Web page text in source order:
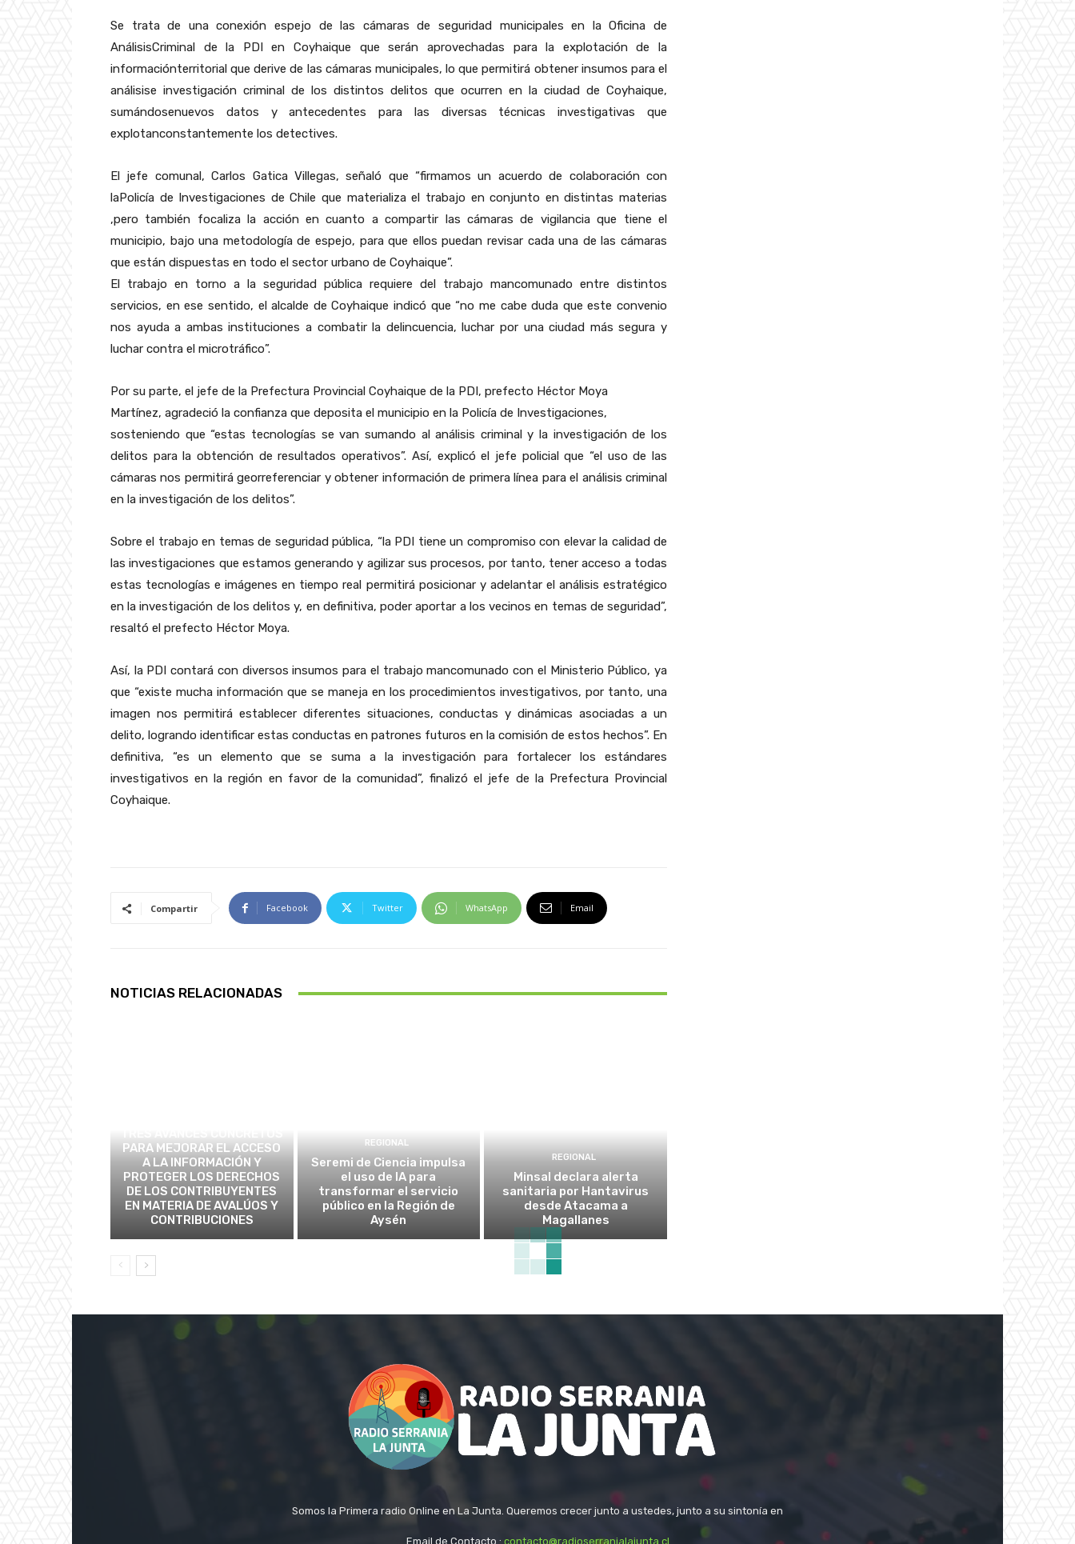
Se trata de una conexión espejo de las cámaras de seguridad municipales en la Oficina de
AnálisisCriminal de la PDI en Coyhaique que serán aprovechadas para la explotación de la
informaciónterritorial que derive de las cámaras municipales, lo que permitirá obtener insumos para el
análisise investigación criminal de los distintos delitos que ocurren en la ciudad de Coyhaique,
sumándosenuevos datos y antecedentes para las diversas técnicas investigativas que
explotanconstantemente los detectives.
El jefe comunal, Carlos Gatica Villegas, señaló que “firmamos un acuerdo de colaboración con
laPolicía de Investigaciones de Chile que materializa el trabajo en conjunto en distintas materias
,pero también focaliza la acción en cuanto a compartir las cámaras de vigilancia que tiene el
municipio, bajo una metodología de espejo, para que ellos puedan revisar cada una de las cámaras
que están dispuestas en todo el sector urbano de Coyhaique”.
El trabajo en torno a la seguridad pública requiere del trabajo mancomunado entre distintos
servicios, en ese sentido, el alcalde de Coyhaique indicó que “no me cabe duda que este convenio
nos ayuda a ambas instituciones a combatir la delincuencia, luchar por una ciudad más segura y
luchar contra el microtráfico”.
Por su parte, el jefe de la Prefectura Provincial Coyhaique de la PDI, prefecto Héctor Moya
Martínez, agradeció la confianza que deposita el municipio en la Policía de Investigaciones,
sosteniendo que “estas tecnologías se van sumando al análisis criminal y la investigación de los
delitos para la obtención de resultados operativos”. Así, explicó el jefe policial que “el uso de las
cámaras nos permitirá georreferenciar y obtener información de primera línea para el análisis criminal
en la investigación de los delitos”.
Sobre el trabajo en temas de seguridad pública, “la PDI tiene un compromiso con elevar la calidad de
las investigaciones que estamos generando y agilizar sus procesos, por tanto, tener acceso a todas
estas tecnologías e imágenes en tiempo real permitirá posicionar y adelantar el análisis estratégico
en la investigación de los delitos y, en definitiva, poder aportar a los vecinos en temas de seguridad”,
resaltó el prefecto Héctor Moya.
Así, la PDI contará con diversos insumos para el trabajo mancomunado con el Ministerio Público, ya
que “existe mucha información que se maneja en los procedimientos investigativos, por tanto, una
imagen nos permitirá establecer diferentes situaciones, conductas y dinámicas asociadas a un
delito, logrando identificar estas conductas en patrones futuros en la comisión de estos hechos”. En
definitiva, “es un elemento que se suma a la investigación para fortalecer los estándares
investigativos en la región en favor de la comunidad”, finalizó el jefe de la Prefectura Provincial
Coyhaique.
Compartir Facebook Twitter WhatsApp Email
NOTICIAS RELACIONADAS
PARA MEJORAR EL ACCESO
A LA INFORMACIÓN Y
PROTEGER LOS DERECHOS
DE LOS CONTRIBUYENTES
EN MATERIA DE AVALÚOS Y
CONTRIBUCIONES
REGIONAL
Seremi de Ciencia impulsa
el uso de IA para
transformar el servicio
público en la Región de
Aysén
REGIONAL
Minsal declara alerta
sanitaria por Hantavirus
desde Atacama a
Magallanes
Somos la Primera radio Online en La Junta. Queremos crecer junto a ustedes, junto a su sintonía en
Email de Contacto : contacto@radioserranialajunta.cl